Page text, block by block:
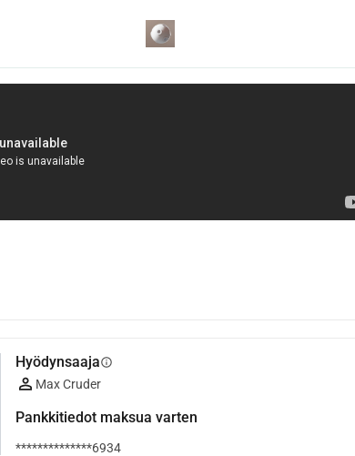
Hyödynsaajainfo
Max Cruder
Pankkitiedot maksua varten
**************6934